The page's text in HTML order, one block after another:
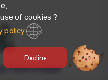
Reminder
of cookies ?
policy
Decline